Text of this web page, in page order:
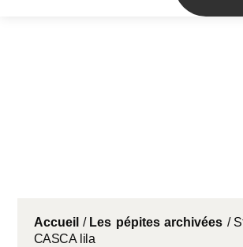
Accueil / Les pépites archivées /
CASCA lila